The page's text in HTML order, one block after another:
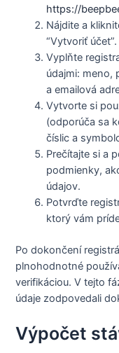
https://
Nájdite a
“Vytvoriť účet”.
Vyplňte
údajmi: meno,
a emailová
Vytvorte si
(odporúča sa
číslic a
Prečítajte si a
podmienky,
údajov.
Potvrďte
ktorý vám
Po dokončení
plnohodnotné
verifikáciou. V tejto
údaje zodpovedali
Výpočet